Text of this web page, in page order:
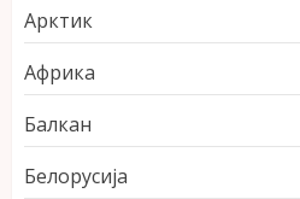
Арктик
Африка
Балкан
Белорусија